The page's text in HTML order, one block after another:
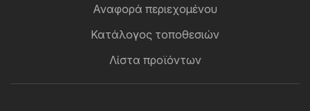
Αναφορά περιεχομένου
Κατάλογος τοποθεσιών
Λίστα προϊόντων